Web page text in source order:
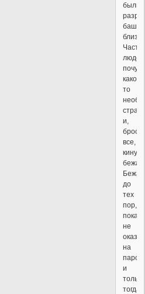
были
Часть
людей
какой-
то
страх
и,
все,
до
тех
пор,
пока
не
на
и
только
тогда